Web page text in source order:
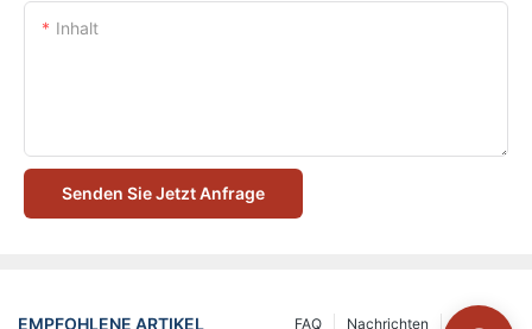
Inhalt
Senden Sie Jetzt Anfrage
EMPFOHLENE ARTIKEL Nachrichten
FAQ